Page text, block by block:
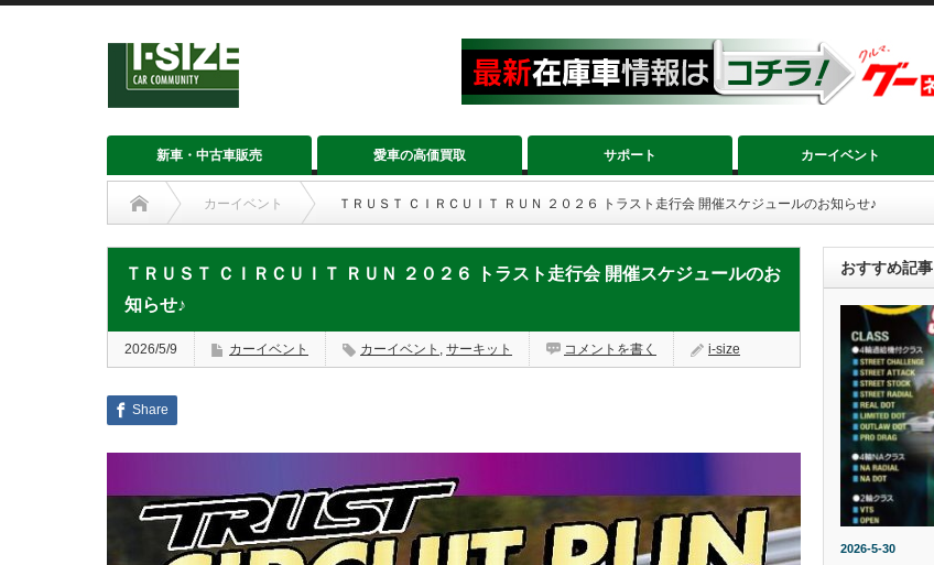
新車・中古車販売 愛車の高価買取 サポート カーイベント
カーイベント ＴＲＵＳＴ ＣＩＲＣＵＩＴ ＲＵＮ ２０２６ トラスト走行会 開催スケジュールのお知らせ♪
ＴＲＵＳＴ ＣＩＲＣＵＩＴ ＲＵＮ ２０２６ トラスト走行会 開催スケジュールのお
知らせ♪
2026/5/9 カーイベント カーイベント , サーキット コメントを書く i-size
Share
おすすめ記事
2026-5-30